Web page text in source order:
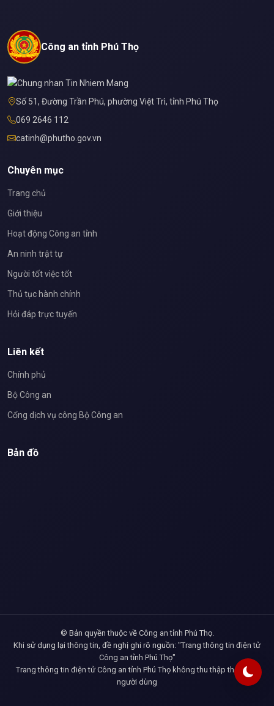
Công an tỉnh Phú Thọ
Số 51, Đường Trần Phú, phường Việt Trì, tỉnh Phú Thọ
069 2646 112
catinh@phutho.gov.vn
Chuyên mục
Trang chủ
Giới thiệu
Hoạt động Công an tỉnh
An ninh trật tự
Người tốt việc tốt
Thủ tục hành chính
Hỏi đáp trực tuyến
Liên kết
Chính phủ
Bộ Công an
Cổng dịch vụ công Bộ Công an
Bản đồ
© Bản quyền thuộc về Công an tỉnh Phú Thọ.
Khi sử dụng lại thông tin, đề nghị ghi rõ nguồn: "Trang thông tin điện tử
Công an tỉnh Phú Thọ"
Trang thông tin điện tử Công an tỉnh Phú Thọ không thu thập thông tin
người dùng